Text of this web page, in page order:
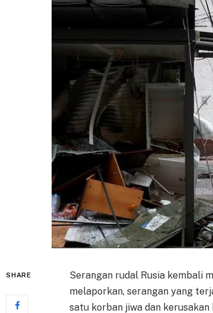
SHARE Serangan rudal Rusia kembali
melaporkan, serangan yang
satu korban jiwa dan